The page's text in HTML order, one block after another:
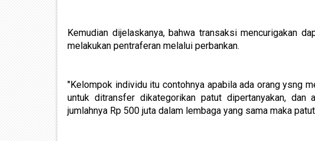
Kemudian dijelaskanya, bahwa transaksi mencurigakan
melakukan pentraferan melalui perbankan.
"Kelompok individu itu contohnya apabila ada orang ysng
untuk ditransfer dikategorikan patut dipertanyakan,
jumlahnya Rp 500 juta dalam lembaga yang sama maka